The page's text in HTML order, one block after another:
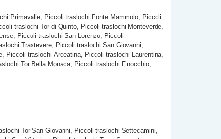
Primavalle, Piccoli traslochi Ponte Mammolo, Piccoli
traslochi Tor di Quinto, Piccoli traslochi Monteverde,
Piccoli traslochi San Lorenzo, Piccoli
Trastevere, Piccoli traslochi San Giovanni,
Piccoli traslochi Ardeatina, Piccoli traslochi Laurentina,
Tor Bella Monaca, Piccoli traslochi Finocchio,
Tor San Giovanni, Piccoli traslochi Settecamini,